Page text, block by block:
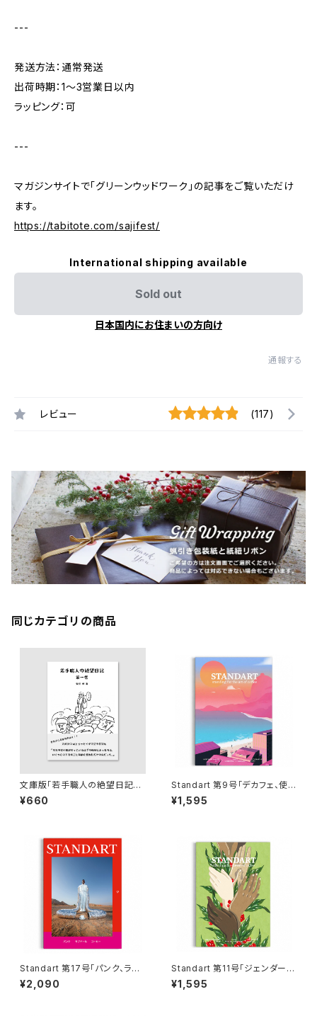
---
発送方法：通常発送
出荷時期：1〜3営業日以内
ラッピング：可
---
マガジンサイトで「グリーンウッドワーク」の記事をご覧いただけ
ます。
https://tabitote.com/sajifest/
International shipping available
Sold out
日本国内にお住まいの方向け
通報する
レビュー (117)
同じカテゴリの商品
文庫版「若手職人の絶望日記」
第一巻 柴田明著【erakko 柴田
漆工房】【エッセイ ZINE】【ギフ
¥660
Standart 第9号「デカフェ、使命
感、人工知能」【スタンダート】
【コーヒーマガジン】【父の日 お
¥1,595
Standart 第17号「パンク、ラブ
ドール、コーヒー」【スタンダー
ト】【コーヒーマガジン】【父の日
¥2,090
Standart 第11号「ジェンダー平
等、元ボクサー、食とアート」【ス
タンダート】【コーヒーマガジン】
¥1,595